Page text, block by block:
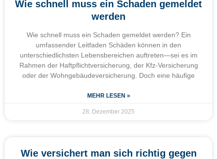
Wie schnell muss ein Schaden gemeldet
werden
Wie schnell muss ein Schaden gemeldet werden? Ein
umfassender Leitfaden Schäden können in den
unterschiedlichsten Lebensbereichen auftreten—sei es im
Rahmen der Haftpflichtversicherung, der Kfz-Versicherung
oder der Wohngebäudeversicherung. Doch eine häufige
MEHR LESEN »
28. Dezember 2025
Wie versichert man sich richtig gegen